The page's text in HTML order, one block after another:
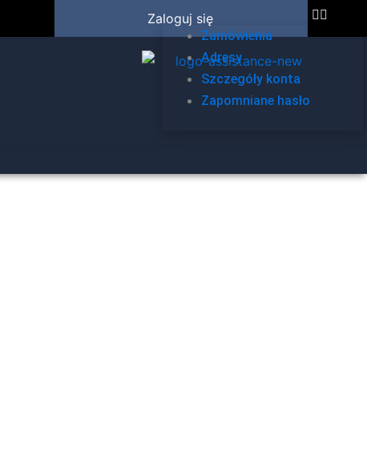
Zaloguj się
Zamówienia
Adresy
Szczegóły konta
Zapomniane hasło